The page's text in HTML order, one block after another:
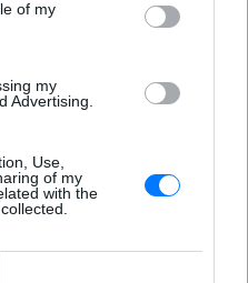
of my
my
Advertising.
Use,
of my
with the
με ανθρώπινο
έγγραφα
αναφορές στρατιωτικών
του FBI για ανεξήγητα
και Αφγανιστάν.